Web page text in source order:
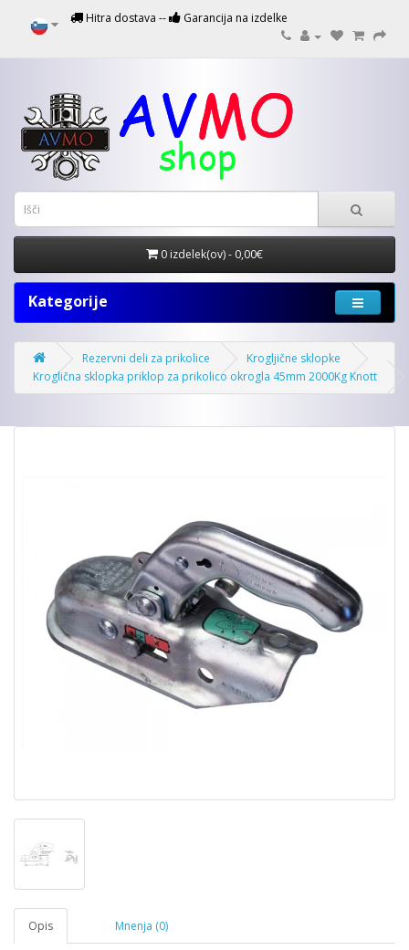
Hitra dostava -- Garancija na izdelke
0 izdelek(ov) - 0,00€
Kategorije
Rezervni deli za prikolice
Krogljične sklopke
Kroglična sklopka priklop za prikolico okrogla 45mm 2000Kg Knott
Opis Mnenja (0)